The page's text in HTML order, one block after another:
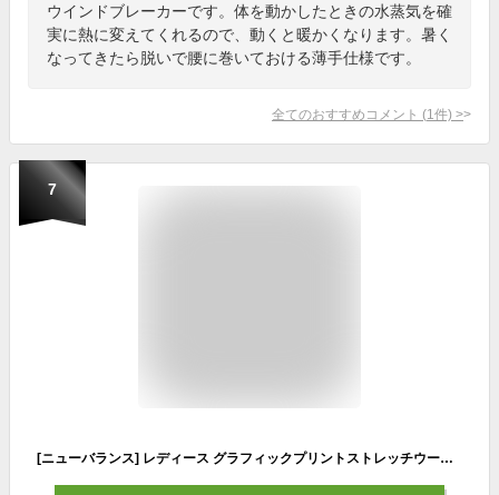
ウインドブレーカーです。体を動かしたときの水蒸気を確
実に熱に変えてくれるので、動くと暖かくなります。暑く
なってきたら脱いで腰に巻いておける薄手仕様です。
全てのおすすめコメント (1 件) >
7
[ニューバランス] レディース グラフィックプリントストレッチウーブンジャケット (WJ43119) LIN(リネン)